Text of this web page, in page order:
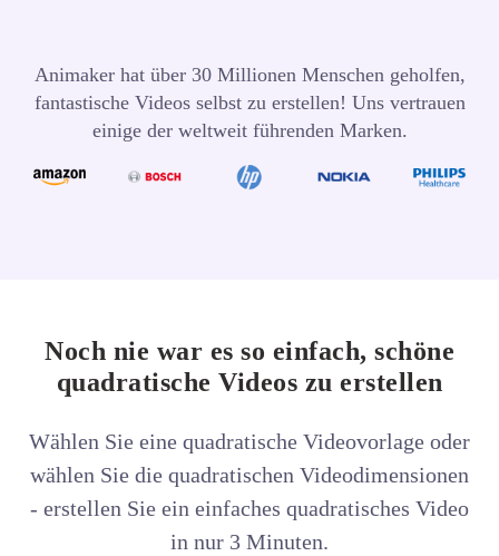
Animaker hat über 30 Millionen Menschen geholfen,
fantastische Videos selbst zu erstellen! Uns vertrauen
einige der weltweit führenden Marken.
Noch nie war es so einfach, schöne
quadratische Videos zu erstellen
Wählen Sie eine quadratische Videovorlage oder
wählen Sie die quadratischen Videodimensionen
- erstellen Sie ein einfaches quadratisches Video
in nur 3 Minuten.